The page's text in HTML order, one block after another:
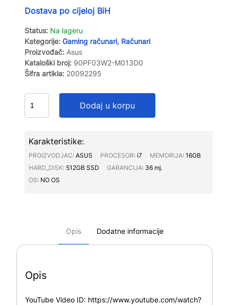
Dostava po cijeloj BiH
Status: Na lageru
Kategorije: Gaming računari, Računari
Proizvođač: Asus
Kataloški broj: 90PF03W2-M013D0
Šifra artikla: 20092295
Dodaj u korpu
Karakteristike:
PROIZVODJAC∶ ASUS PROCESOR∶ i7 MEMORIJA∶ 16GB
HARD_DISK∶ 512GB SSD GARANCIJA∶ 36 mj.
OS∶ NO OS
Opis Dodatne informacije
Opis
YouTube Video ID: https://www.youtube.com/watch?